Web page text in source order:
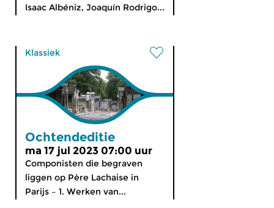
Isaac Albéniz, Joaquín Rodrigo...
Klassiek
Ochtendeditie
ma 17 jul 2023 07:00 uur
Componisten die begraven
liggen op Père Lachaise in
Parijs – 1. Werken van...